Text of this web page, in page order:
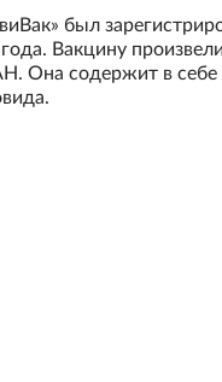
был
Вакцину
Она содержит в себе